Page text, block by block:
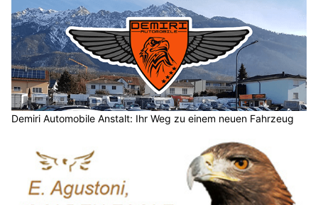
Demiri Automobile Anstalt: Ihr Weg zu einem neuen Fahrzeug